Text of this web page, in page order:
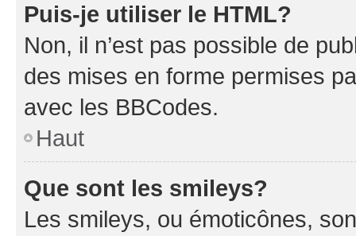
Puis-je utiliser le HTML?
Non, il n’est pas possible de
des mises en forme permises
avec les BBCodes.
Haut
Que sont les smileys?
Les smileys, ou émoticônes,